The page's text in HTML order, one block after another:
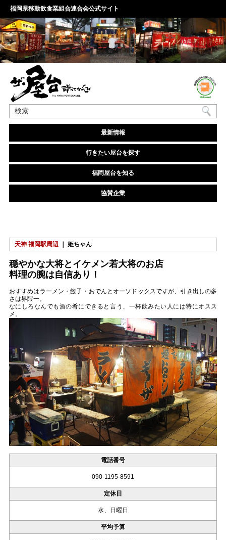
福岡県移動飲食業組合連合会公式サイト
最新情報
行きたい屋台を探す
福岡屋台を知る
協賛企業
天神 福岡駅周辺 ｜ 姫ちゃん
穏やかな大将とイケメン若大将のお店
料理の腕は自信あり！
おすすめはラーメン・餃子・おでんとオーソドックスですが、引き出しの多
さは界隈一。
なにしろなんでも酒の肴にできると言う、一杯飲みたい人には特にオスス
メ。
電話番号
090-1195-8591
定休日
水、日曜日
平均予算